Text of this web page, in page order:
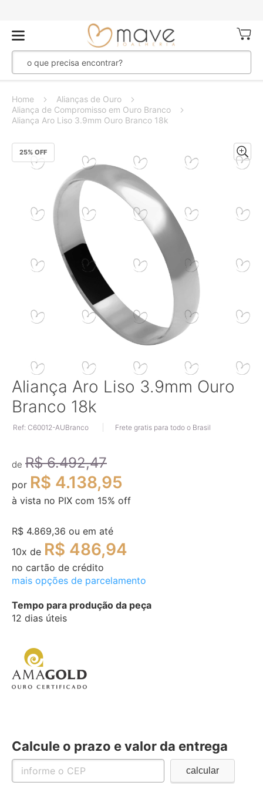
Meu
Home
Alianças de Ouro
Aliança de Compromisso em Ouro Branco
Aliança Aro Liso 3.9mm Ouro Branco 18k
25% OFF
Pular
para
o
imagens
Saltar
para
o
da
imagens
Aliança Aro Liso 3.9mm Ouro
Branco 18k
Ref: C60012-AUBranco Frete gratis para todo o Brasil
de R$ 6.492,47
por R$ 4.138,95
à vista no PIX com 15% off
R$ 4.869,36 ou em até
10x de R$ 486,94
no cartão de crédito
mais opções de parcelamento
Tempo para produção da peça
12 dias úteis
Calcule o prazo e valor da entrega